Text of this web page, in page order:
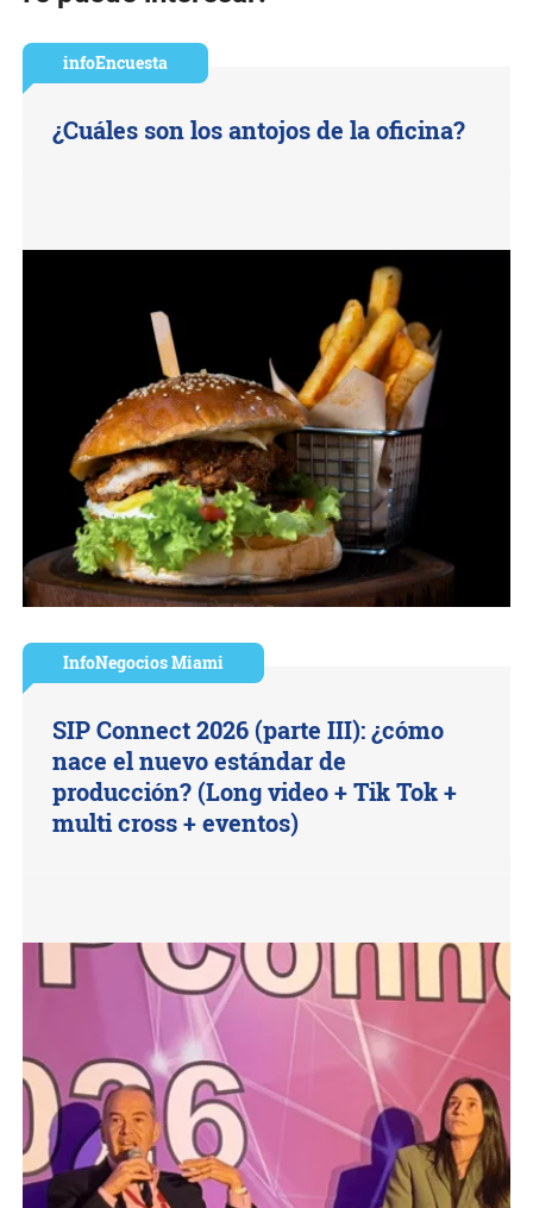
infoEncuesta
¿Cuáles son los antojos de la oficina?
InfoNegocios Miami
SIP Connect 2026 (parte III): ¿cómo
nace el nuevo estándar de
producción? (Long video + Tik Tok +
multi cross + eventos)